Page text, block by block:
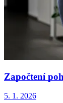
Započtení
5. 1. 2026